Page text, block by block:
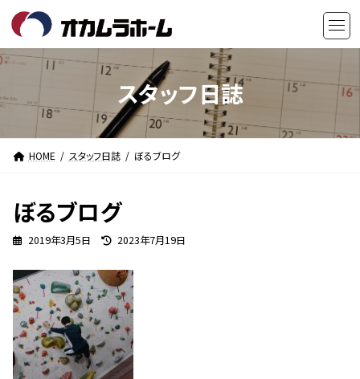
テ
ン
へ
キ
ゲ
ー
ョ
に
スタッフ日誌
HOME スタッフ日誌 ぼるブログ
ぼるブログ
2019年3月5日
最
更
新
日
時
:
2023年7月19日